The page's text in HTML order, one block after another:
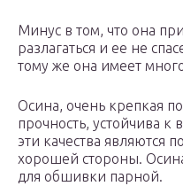
Минус в том, что она
разлагаться и ее не
тому же она имеет
Осина, очень крепкая
прочность, устойчива
эти качества являются
хорошей стороны.
для обшивки парной.